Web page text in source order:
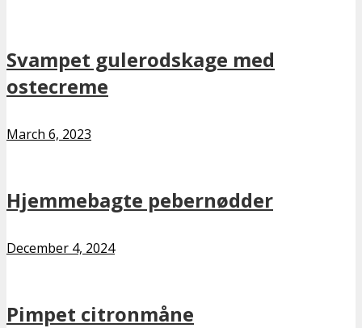
Svampet gulerodskage med
ostecreme
March 6, 2023
Hjemmebagte pebernødder
December 4, 2024
Pimpet citronmåne